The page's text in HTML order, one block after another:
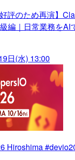
評のため再演】
編｜日常業務をAI
日(水) 13:00
Hiroshima